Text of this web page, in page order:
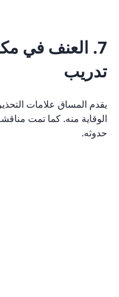
تدريب
يقدم المساق علامات
الوقاية منه. كما تمت
حدوثه.